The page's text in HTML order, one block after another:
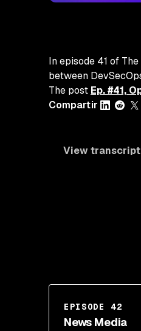
In episode 41 of
between
The post Ep. #41,
Compartir
View transcript
EPISODE 42
News Media